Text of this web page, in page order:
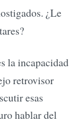
¿Le
la incapacidad
retrovisor
esas
hablar del